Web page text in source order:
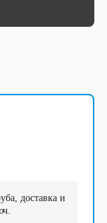
доставка и